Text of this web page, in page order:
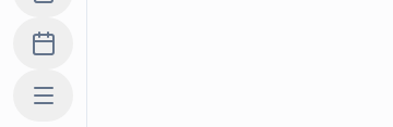
Madplan
Mere